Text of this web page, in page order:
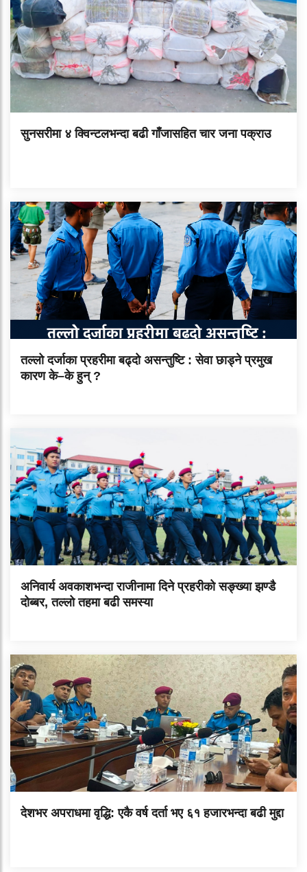
सुनसरीमा ४ क्विन्टलभन्दा बढी गाँजासहित चार जना पक्राउ
तल्लो दर्जाका प्रहरीमा बढ्दो असन्तुष्टि : सेवा छाड्ने प्रमुख
कारण के–के हुन् ?
अनिवार्य अवकाशभन्दा राजीनामा दिने प्रहरीको सङ्ख्या झण्डै
दोब्बर, तल्लो तहमा बढी समस्या
देशभर अपराधमा वृद्धि: एकै वर्ष दर्ता भए ६१ हजारभन्दा बढी मुद्दा